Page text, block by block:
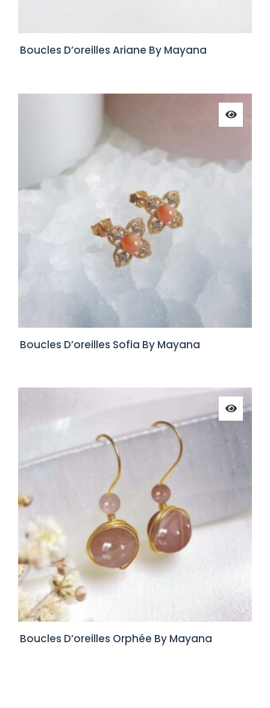
Boucles D’oreilles Ariane By Mayana
Boucles D’oreilles Sofia By Mayana
Boucles D’oreilles Orphée By Mayana